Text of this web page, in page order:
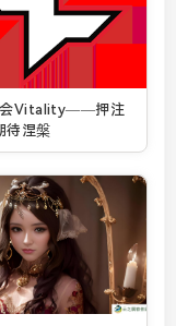
Vitality——押注
待涅槃